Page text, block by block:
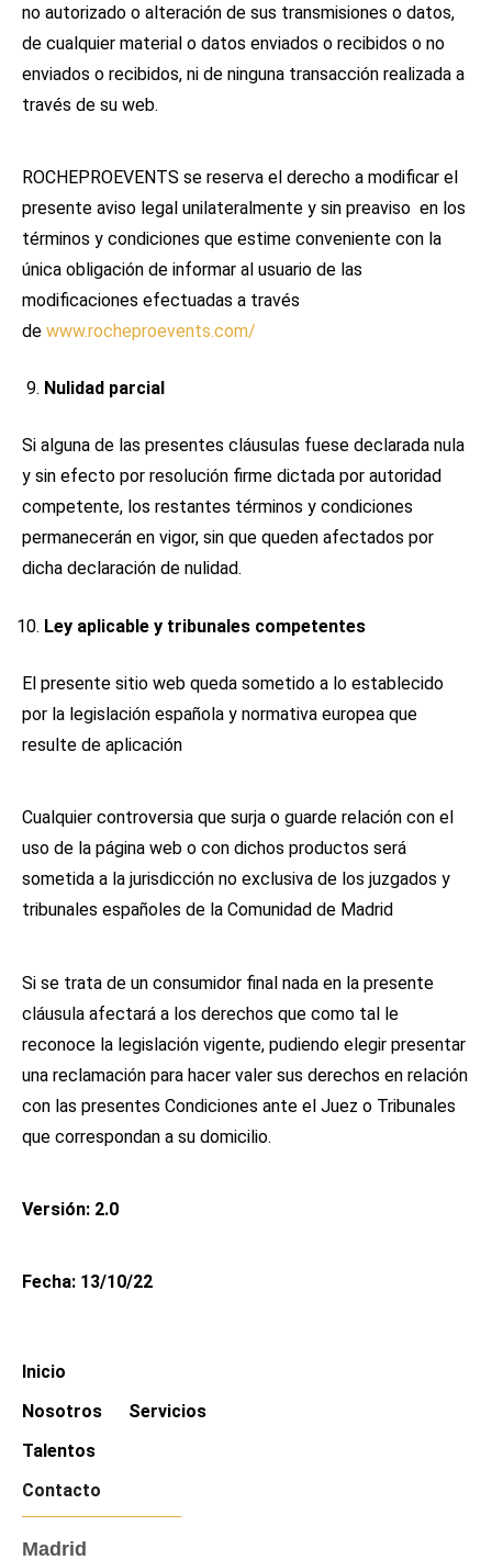
no autorizado o alteración de sus transmisiones o datos,
de cualquier material o datos enviados o recibidos o no
enviados o recibidos, ni de ninguna transacción realizada a
través de su web.
ROCHEPROEVENTS se reserva el derecho a modificar el
presente aviso legal unilateralmente y sin preaviso en los
términos y condiciones que estime conveniente con la
única obligación de informar al usuario de las
modificaciones efectuadas a través
de www.rocheproevents.com/
Nulidad parcial
Si alguna de las presentes cláusulas fuese declarada nula
y sin efecto por resolución firme dictada por autoridad
competente, los restantes términos y condiciones
permanecerán en vigor, sin que queden afectados por
dicha declaración de nulidad.
Ley aplicable y tribunales competentes
El presente sitio web queda sometido a lo establecido
por la legislación española y normativa europea que
resulte de aplicación
Cualquier controversia que surja o guarde relación con el
uso de la página web o con dichos productos será
sometida a la jurisdicción no exclusiva de los juzgados y
tribunales españoles de la Comunidad de Madrid
Si se trata de un consumidor final nada en la presente
cláusula afectará a los derechos que como tal le
reconoce la legislación vigente, pudiendo elegir presentar
una reclamación para hacer valer sus derechos en relación
con las presentes Condiciones ante el Juez o Tribunales
que correspondan a su domicilio.
Versión: 2.0
Fecha: 13/10/22
Inicio
Nosotros
Servicios
Talentos
Contacto
Madrid